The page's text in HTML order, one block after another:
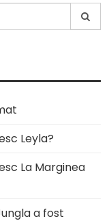
Leyla?
La Marginea
a fost